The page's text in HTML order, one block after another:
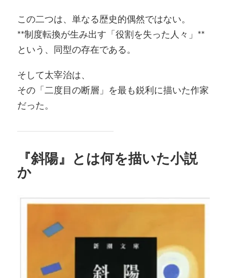
この二つは、単なる歴史的偶然ではない。
**制度転換が生み出す「役割を失った人々」**
という、同型の存在である。
そして太宰治は、
その「二度目の断層」を最も鋭利に描いた作家
だった。
『斜陽』とは何を描いた小説
か